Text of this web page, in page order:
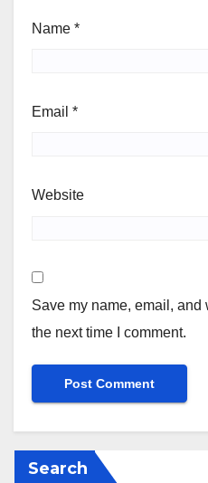
Name *
Email *
Website
Save my name, email,
the next time I comment.
Search